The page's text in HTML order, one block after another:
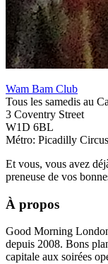
Wam Bam Club
Tous les samedis au
3 Coventry Street
W1D 6BL
Métro: Picadilly Circus
Et vous, vous avez
preneuse de vos
À propos
Good Morning
depuis 2008. Bons
capitale aux soirées